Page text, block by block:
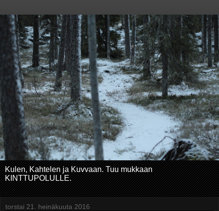
Kulen, Kahtelen ja Kuvvaan. Tuu mukkaan
KINTTUPOLULLE.
torstai 21. heinäkuuta 2016